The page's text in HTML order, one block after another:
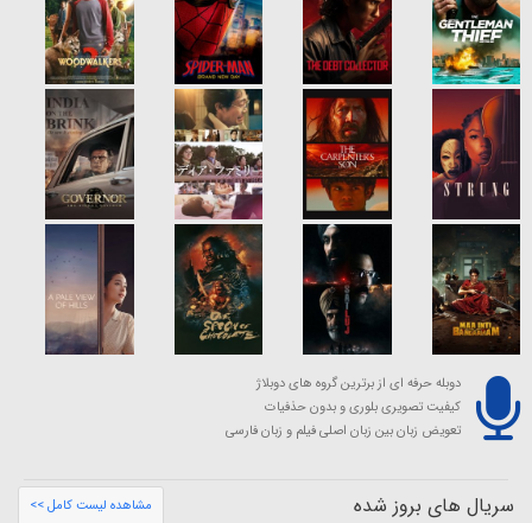
دوبله حرفه ای از برترین گروه های دوبلاژ
کیفیت تصویری بلوری و بدون حذفیات
تعویض زبان بین زبان اصلی فیلم و زبان فارسی
سریال های بروز شده مشاهده لیست کامل >>